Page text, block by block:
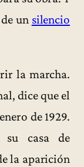
un silencio
la marcha.
dice que el
de 1929.
su casa de
la aparición